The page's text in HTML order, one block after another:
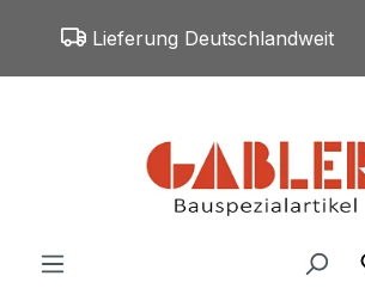
Zum Hauptinhalt springen
Lieferung Deutschlandweit